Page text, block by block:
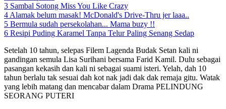
3 Sambal Sotong Miss You Like Crazy
4 Alamak belum masak! McDonald's Drive-Thru jer laaa..
5 Bermula sudah persekolahan... Mama buzy !!
6 Resipi Puding Karamel Tanpa Telur Paling Senang Sedap
Setelah 10 tahun, selepas Filem Lagenda Budak Setan kali ni
gandingan semula Lisa Surihani bersama Farid Kamil. Dulu sebagai
pasangan kekasih dan kali ni sebagai suami isteri. Yelah, dah 10
tahun berlalu tak sesuai dah kot nak jadi dak dak remaja gitu. Watak
yang lebih matang dan mencabar dalam Drama PELINDUNG
SEORANG PUTERI